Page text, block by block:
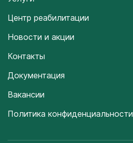
Центр реабилитации
Новости и акции
Контакты
Документация
Вакансии
Политика конфиденциальности